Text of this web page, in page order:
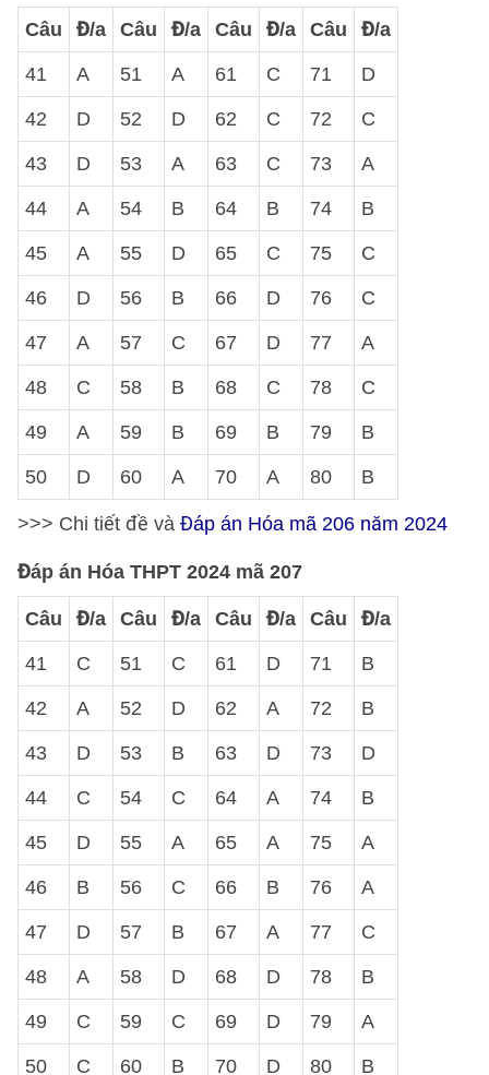
Câu Đ/a Câu Đ/a Câu Đ/a Câu Đ/a
41 A 51 A 61 C 71 D
42 D 52 D 62 C 72 C
43 D 53 A 63 C 73 A
44 A 54 B 64 B 74 B
45 A 55 D 65 C 75 C
46 D 56 B 66 D 76 C
47 A 57 C 67 D 77 A
48 C 58 B 68 C 78 C
49 A 59 B 69 B 79 B
50 D 60 A 70 A 80 B
>>> Chi tiết đề và Đáp án Hóa mã 206 năm 2024
Đáp án Hóa THPT 2024 mã 207
Câu Đ/a Câu Đ/a Câu Đ/a Câu Đ/a
41 C 51 C 61 D 71 B
42 A 52 D 62 A 72 B
43 D 53 B 63 D 73 D
44 C 54 C 64 A 74 B
45 D 55 A 65 A 75 A
46 B 56 C 66 B 76 A
47 D 57 B 67 A 77 C
48 A 58 D 68 D 78 B
49 C 59 C 69 D 79 A
50 C 60 B 70 D 80 B